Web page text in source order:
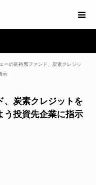
ーの富裕層ファンド、炭素クレジッ
示
、炭素クレジットを
う投資先企業に指示